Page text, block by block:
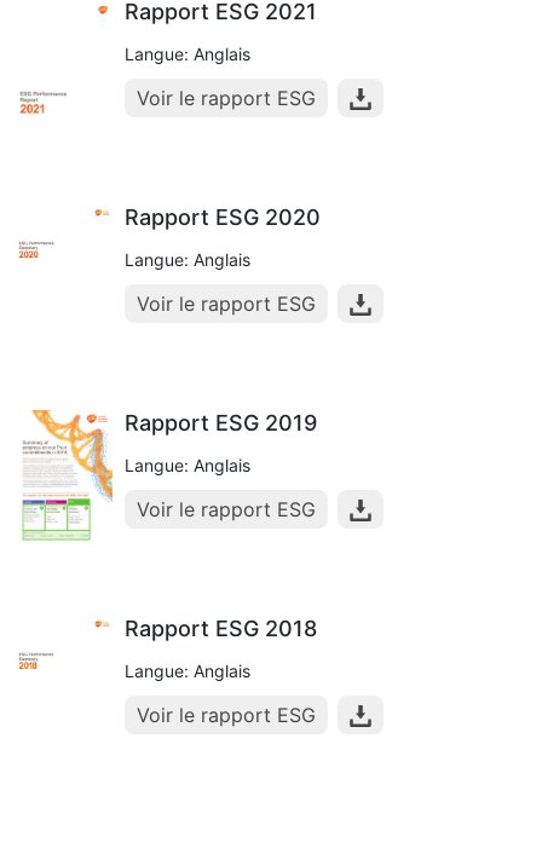
Rapport ESG 2021
Langue: Anglais
Voir le rapport ESG
Rapport ESG 2020
Langue: Anglais
Voir le rapport ESG
Rapport ESG 2019
Langue: Anglais
Voir le rapport ESG
Rapport ESG 2018
Langue: Anglais
Voir le rapport ESG